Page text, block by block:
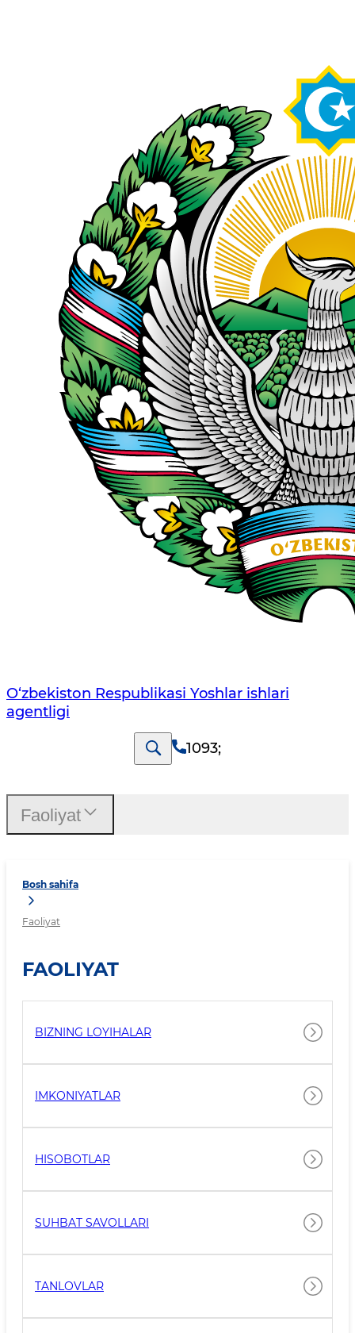
O‘zbеkistоn Rеspublikаsi Yoshlar ishlari
agentligi
1093;
Bosh sahifa
Faoliyat
FAOLIYAT
BIZNING LOYIHALAR
IMKONIYATLAR
HISOBOTLAR
SUHBAT SAVOLLARI
TANLOVLAR
Faoliyat